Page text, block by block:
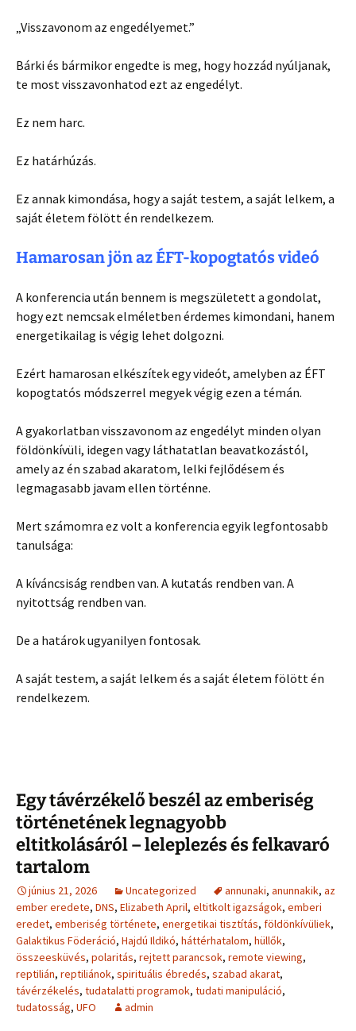
„Visszavonom az engedélyemet.”
Bárki és bármikor engedte is meg, hogy hozzád nyúljanak,
te most visszavonhatod ezt az engedélyt.
Ez nem harc.
Ez határhúzás.
Ez annak kimondása, hogy a saját testem, a saját lelkem, a
saját életem fölött én rendelkezem.
Hamarosan jön az ÉFT-kopogtatós videó
A konferencia után bennem is megszületett a gondolat,
hogy ezt nemcsak elméletben érdemes kimondani, hanem
energetikailag is végig lehet dolgozni.
Ezért hamarosan elkészítek egy videót, amelyben az ÉFT
kopogtatós módszerrel megyek végig ezen a témán.
A gyakorlatban visszavonom az engedélyt minden olyan
földönkívüli, idegen vagy láthatatlan beavatkozástól,
amely az én szabad akaratom, lelki fejlődésem és
legmagasabb javam ellen történne.
Mert számomra ez volt a konferencia egyik legfontosabb
tanulsága:
A kíváncsiság rendben van. A kutatás rendben van. A
nyitottság rendben van.
De a határok ugyanilyen fontosak.
A saját testem, a saját lelkem és a saját életem fölött én
rendelkezem.
Egy távérzékelő beszél az emberiség
történetének legnagyobb
eltitkolásáról – leleplezés és felkavaró
tartalom
június 21, 2026 Uncategorized annunaki, anunnakik, az
ember eredete, DNS, Elizabeth April, eltitkolt igazságok, emberi
eredet, emberiség története, energetikai tisztítás, földönkívüliek,
Galaktikus Föderáció, Hajdú Ildikó, háttérhatalom, hüllők,
összeesküvés, polaritás, rejtett parancsok, remote viewing,
reptilián, reptiliánok, spirituális ébredés, szabad akarat,
távérzékelés, tudatalatti programok, tudati manipuláció,
tudatosság, UFO admin